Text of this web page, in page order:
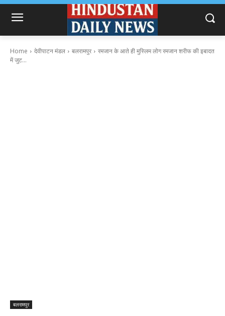
Home देवीपाटन मंडल बलरामपुर
रमजान के आते ही मुस्लिम लोग रमजान शरीफ की इबादत
में जुट...
बलरामपुर